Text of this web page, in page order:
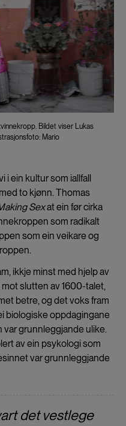
Bildet viser Lukas
Mario
i ein kultur som iallfall
to kjønn. Thomas
Sexat ein før cirka
som radikalt
som ein veikare og
ikkje minst med hjelp av
slutten av 1600-talet,
betre, og det voks fram
biologiske oppdagingane
grunnleggjande ulike.
av ein psykologi som
var grunnleggjande
det vestlege